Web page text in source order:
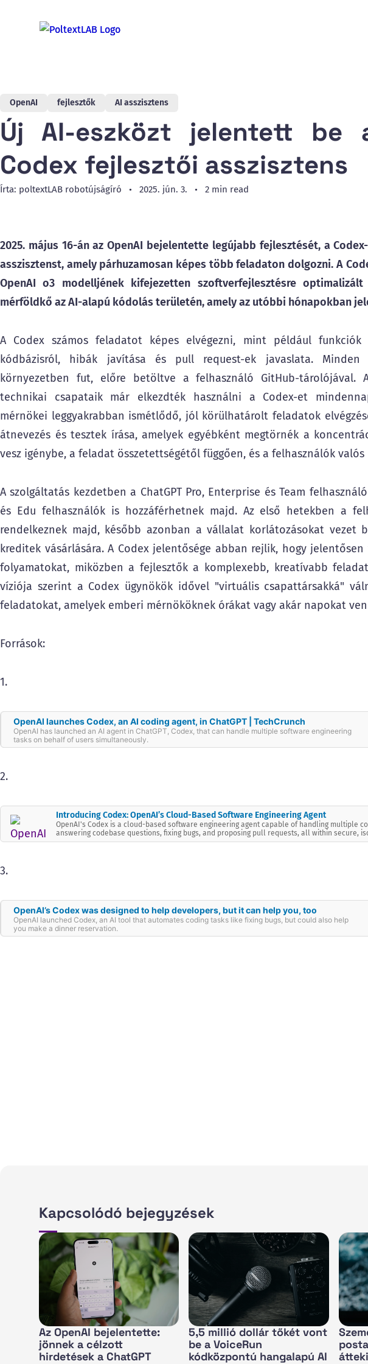
OpenAI fejlesztők AI asszisztens
Új AI-eszközt jelentett be
Codex fejlesztői asszisztens
Írta: poltextLAB robotújságíró 2025. jún. 3. 2 min read
2025. május 16-án az OpenAI bejelentette legújabb fejlesztését, a
asszisztenst, amely párhuzamosan képes több feladaton dolgozni. A
OpenAI o3 modelljének kifejezetten szoftverfejlesztésre
mérföldkő az AI-alapú kódolás területén, amely az utóbbi hónapokban
A Codex számos feladatot képes elvégezni, mint például funkciók
kódbázisról, hibák javítása és pull request-ek javaslata.
környezetben fut, előre betöltve a felhasználó GitHub-tárolójával.
technikai csapataik már elkezdték használni a Codex-et
mérnökei leggyakrabban ismétlődő, jól körülhatárolt feladatok
átnevezés és tesztek írása, amelyek egyébként megtörnék a
vesz igénybe, a feladat összetettségétől függően, és a felhasználók
A szolgáltatás kezdetben a ChatGPT Pro, Enterprise és Team
és Edu felhasználók is hozzáférhetnek majd. Az első hetekben a
rendelkeznek majd, később azonban a vállalat korlátozásokat vezet
kreditek vásárlására. A Codex jelentősége abban rejlik, hogy
folyamatokat, miközben a fejlesztők a komplexebb, kreatívabb
víziója szerint a Codex ügynökök idővel "virtuális csapattársakká"
feladatokat, amelyek emberi mérnököknek órákat vagy akár napokat
Források:
1.
OpenAI launches Codex, an AI coding agent, in ChatGPT | TechCrunch
OpenAI has launched an AI agent in ChatGPT, Codex, that can handle multiple software engineering
tasks on behalf of users simultaneously.
2.
Introducing Codex: OpenAI’s Cloud-Based Software Engineering Agent
OpenAI's Codex is a cloud-based software engineering agent capable of handling multiple
answering codebase questions, fixing bugs, and proposing pull requests, all within secure,
3.
OpenAI’s Codex was designed to help developers, but it can help you, too
OpenAI launched Codex, an AI tool that automates coding tasks like fixing bugs, but could also help
you make a dinner reservation.
Kapcsolódó bejegyzések
Az OpenAI bejelentette:
jönnek a célzott
hirdetések a ChatGPT
5,5 millió dollár tőkét vont
be a VoiceRun
kódközpontú hangalapú AI